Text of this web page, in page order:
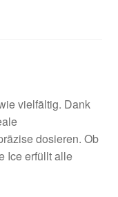
vielfältig. Dank
dosieren. Ob
Ice erfüllt alle